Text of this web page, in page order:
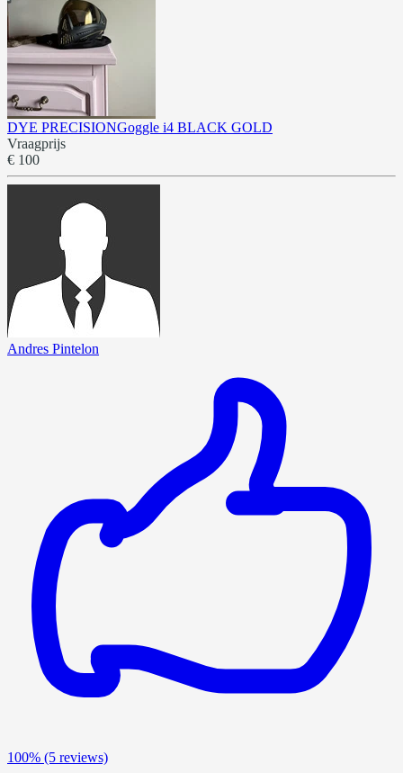
DYE PRECISIONGoggle i4 BLACK GOLD
Vraagprijs
€ 100
Andres Pintelon
100% (5 reviews)